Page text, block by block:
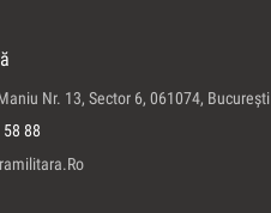
Nr. 13, Sector 6, 061074, Bucureşti
88